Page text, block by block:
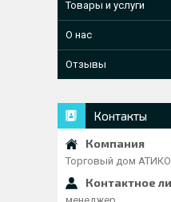
Товары и услуги
О нас
Отзывы
Контакты
Торговый дом АТИКО